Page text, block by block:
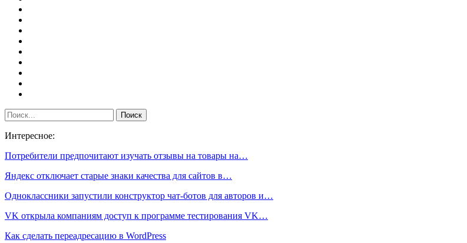
Интересное:
Потребители предпочитают изучать отзывы на товары на…
Яндекс отключает старые знаки качества для сайтов в…
Одноклассники запустили конструктор чат-ботов для авторов и…
VK открыла компаниям доступ к программе тестирования VK…
Как сделать переадресацию в WordPress